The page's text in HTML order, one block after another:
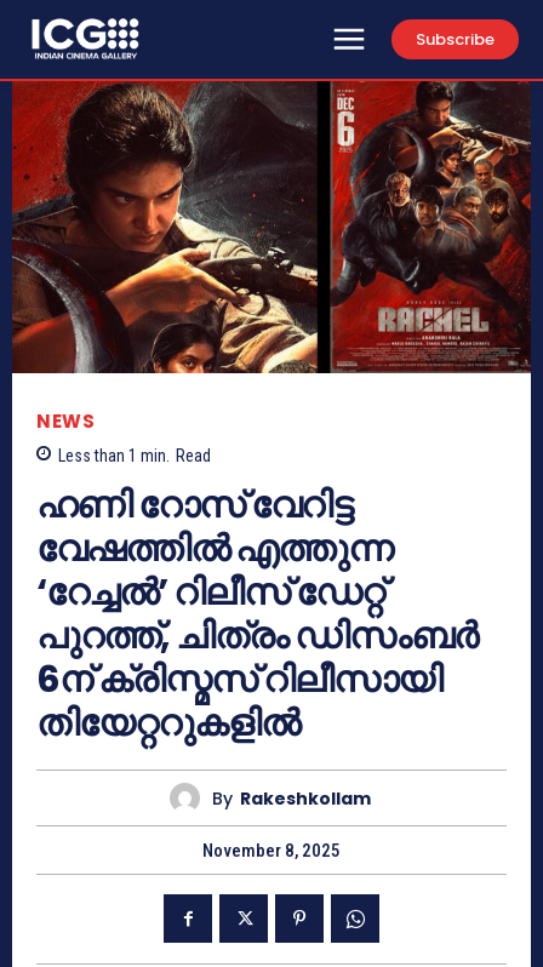
Subscribe
NEWS
Less than 1 min. Read
ഹണി റോസ് വേറിട്ട
വേഷത്തിൽ എത്തുന്ന
‘റേച്ചൽ’ റിലീസ് ഡേറ്റ്
പുറത്ത്, ചിത്രം ഡിസംബർ
6ന് ക്രിസ്മസ് റിലീസായി
തിയേറ്ററുകളിൽ
By Rakeshkollam
November 8, 2025